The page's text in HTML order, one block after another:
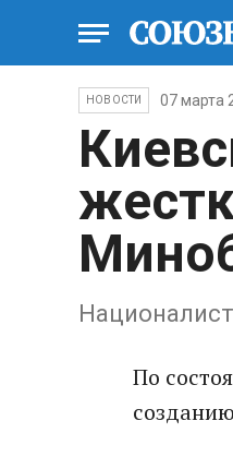
НОВОСТИ 07 марта
По